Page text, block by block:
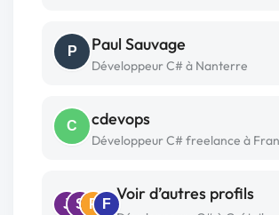
P Paul Sauvage
Développeur C# à Nanterre
C cdevops
Développeur C# freelance à
J S P F
Voir d’autres profils